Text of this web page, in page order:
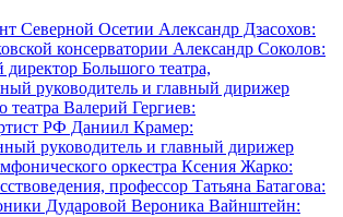
Северной Осетии Александр Дзасохов:
консерватории Александр Соколов:
директор Большого театра,
руководитель и главный дирижер
театра Валерий Гергиев:
РФ Даниил Крамер:
руководитель и главный дирижер
оркестра Ксения Жарко:
профессор Татьяна Батагова:
Дударовой Вероника Вайнштейн: